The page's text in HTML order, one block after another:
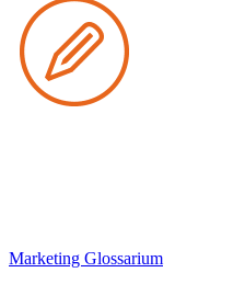
Marketing Glossarium